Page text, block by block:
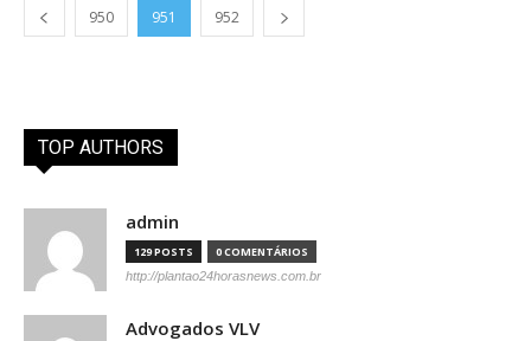
950 951 952
TOP AUTHORS
admin
129 POSTS 0 COMENTÁRIOS
http://plantao24horasnews.com.br
Advogados VLV